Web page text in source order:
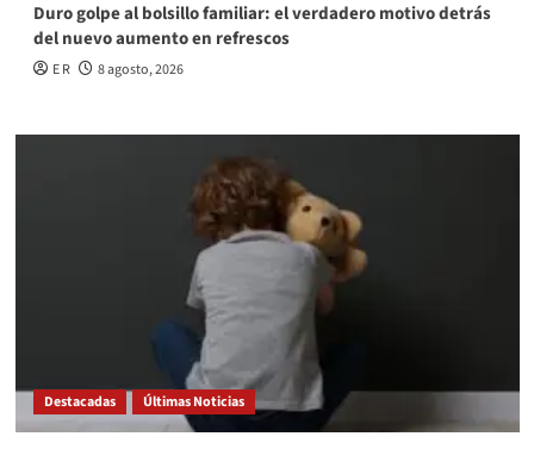
Duro golpe al bolsillo familiar: el verdadero motivo detrás
del nuevo aumento en refrescos
E R 8 agosto, 2026
Destacadas Últimas Noticias